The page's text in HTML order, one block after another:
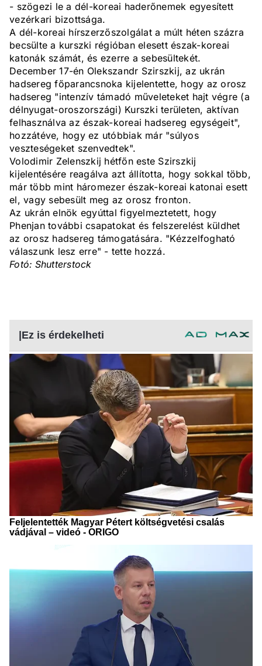
- szögezi le a dél-koreai haderőnemek egyesített
vezérkari bizottsága.
A dél-koreai hírszerzőszolgálat a múlt héten százra
becsülte a kurszki régióban elesett észak-koreai
katonák számát, és ezerre a sebesültekét.
December 17-én Olekszandr Szirszkij, az ukrán
hadsereg főparancsnoka kijelentette, hogy az orosz
hadsereg "intenzív támadó műveleteket hajt végre (a
délnyugat-oroszországi) Kurszki területen, aktívan
felhasználva az észak-koreai hadsereg egységeit",
hozzátéve, hogy ez utóbbiak már "súlyos
veszteségeket szenvedtek".
Volodimir Zelenszkij hétfőn este Szirszkij
kijelentésére reagálva azt állította, hogy sokkal több,
már több mint háromezer észak-koreai katonai esett
el, vagy sebesült meg az orosz fronton.
Az ukrán elnök egyúttal figyelmeztetett, hogy
Phenjan további csapatokat és felszerelést küldhet
az orosz hadsereg támogatására. "Kézzelfogható
válaszunk lesz erre" - tette hozzá.
Fotó: Shutterstock